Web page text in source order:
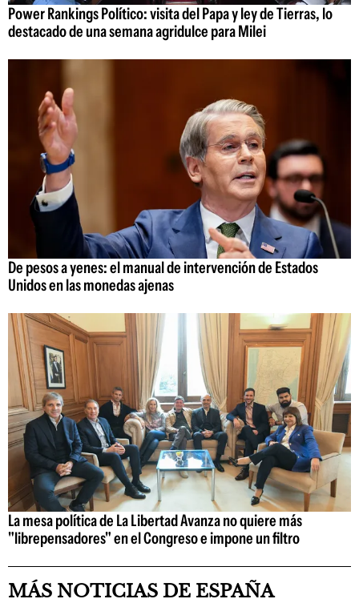
Power Rankings Político: visita del Papa y ley de Tierras, lo
destacado de una semana agridulce para Milei
De pesos a yenes: el manual de intervención de Estados
Unidos en las monedas ajenas
La mesa política de La Libertad Avanza no quiere más
"librepensadores" en el Congreso e impone un filtro
MÁS NOTICIAS DE ESPAÑA